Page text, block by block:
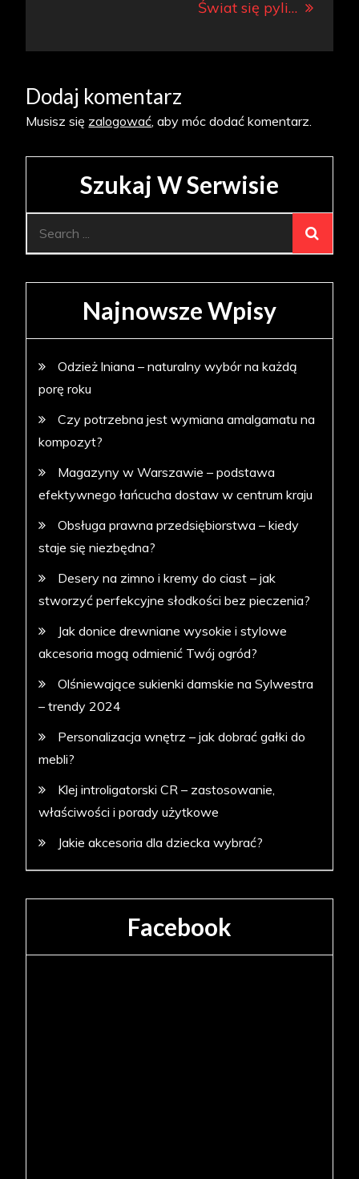
Świat się pyli…
Dodaj komentarz
Musisz się zalogować , aby móc dodać komentarz.
Szukaj W Serwisie
Najnowsze Wpisy
Odzież lniana – naturalny wybór na każdą
porę roku
Czy potrzebna jest wymiana amalgamatu na
kompozyt?
Magazyny w Warszawie – podstawa
efektywnego łańcucha dostaw w centrum kraju
Obsługa prawna przedsiębiorstwa – kiedy
staje się niezbędna?
Desery na zimno i kremy do ciast – jak
stworzyć perfekcyjne słodkości bez pieczenia?
Jak donice drewniane wysokie i stylowe
akcesoria mogą odmienić Twój ogród?
Olśniewające sukienki damskie na Sylwestra
– trendy 2024
Personalizacja wnętrz – jak dobrać gałki do
mebli?
Klej introligatorski CR – zastosowanie,
właściwości i porady użytkowe
Jakie akcesoria dla dziecka wybrać?
Facebook